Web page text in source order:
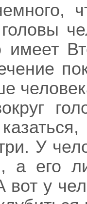
имеет
У
а его
вот у